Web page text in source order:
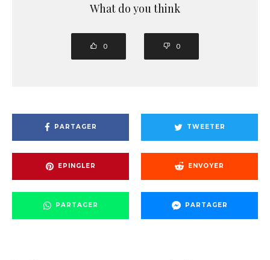
What do you think
0 0
PARTAGER TWEETER
EPINGLER ENVOYER
PARTAGER PARTAGER